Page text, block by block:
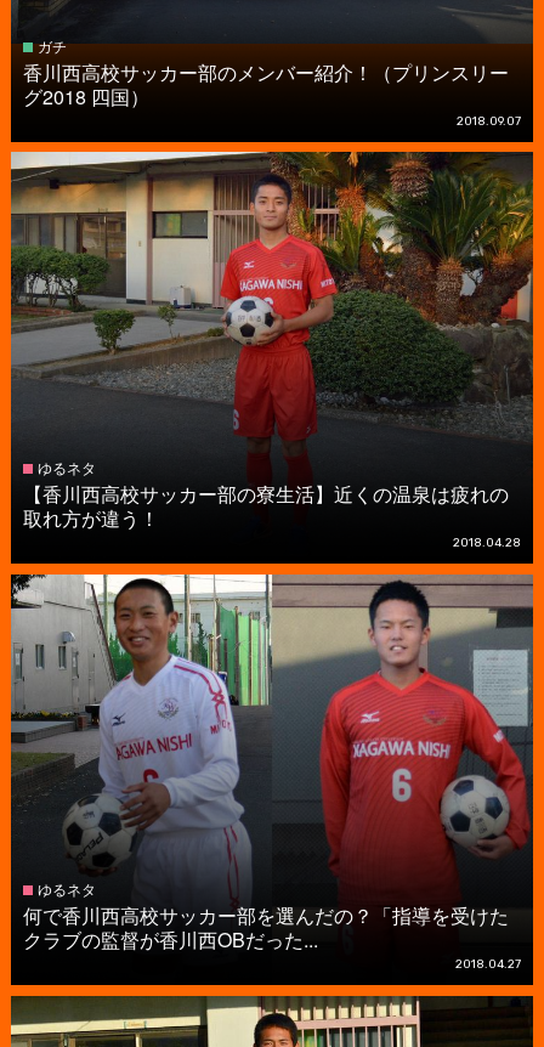
ガチ
香川西高校サッカー部のメンバー紹介！（プリンスリー
グ2018 四国）
2018.09.07
ゆるネタ
【香川西高校サッカー部の寮生活】近くの温泉は疲れの
取れ方が違う！
2018.04.28
ゆるネタ
何で香川西高校サッカー部を選んだの？「指導を受けた
クラブの監督が香川西OBだった...
2018.04.27